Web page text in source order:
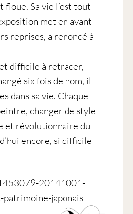
floue. Sa vie l’est tout
met en avant
reprises, a renoncé à
difficile à retracer,
six fois de nom, il
dans sa vie. Chaque
changer de style
et révolutionnaire du
encore, si difficile
20141001-
japonais